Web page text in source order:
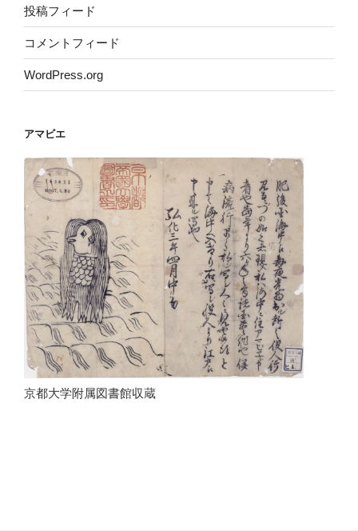
投稿フィード
コメントフィード
WordPress.org
アマビエ
京都大学附属図書館収蔵